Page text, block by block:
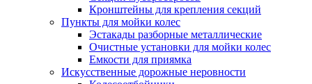
Кронштейны для крепления секций
Пункты для мойки колес
Эстакады разборные металлические
Очистные установки для мойки колес
Емкости для приямка
Искусственные дорожные неровности